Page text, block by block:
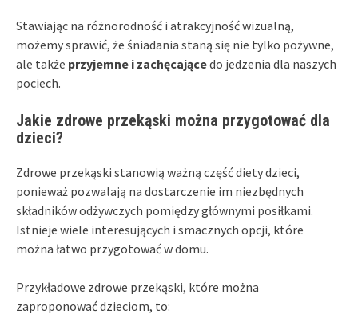
Stawiając na różnorodność i atrakcyjność wizualną,
możemy sprawić, że śniadania staną się nie tylko pożywne,
ale także przyjemne i zachęcającedo jedzenia dla naszych
pociech.
Jakie zdrowe przekąski można przygotować dla
dzieci?
Zdrowe przekąski stanowią ważną część diety dzieci,
ponieważ pozwalają na dostarczenie im niezbędnych
składników odżywczych pomiędzy głównymi posiłkami.
Istnieje wiele interesujących i smacznych opcji, które
można łatwo przygotować w domu.
Przykładowe zdrowe przekąski, które można
zaproponować dzieciom, to: